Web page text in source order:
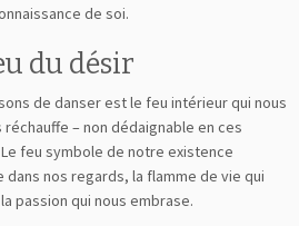
de soi.
du désir
de danser est le feu intérieur qui nous
– non dédaignable en ces
feu symbole de notre existence
dans nos regards, la flamme de vie qui
passion qui nous embrase.